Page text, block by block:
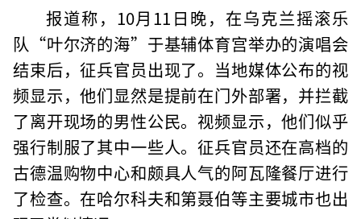
报道称，10月11日晚，在乌克兰摇滚乐
队“叶尔济的海”于基辅体育宫举办的演唱会
结束后，征兵官员出现了。当地媒体公布的视
频显示，他们显然是提前在门外部署，并拦截
了离开现场的男性公民。视频显示，他们似乎
强行制服了其中一些人。征兵官员还在高档的
古德温购物中心和颇具人气的阿瓦隆餐厅进行
了检查。在哈尔科夫和第聂伯等主要城市也出